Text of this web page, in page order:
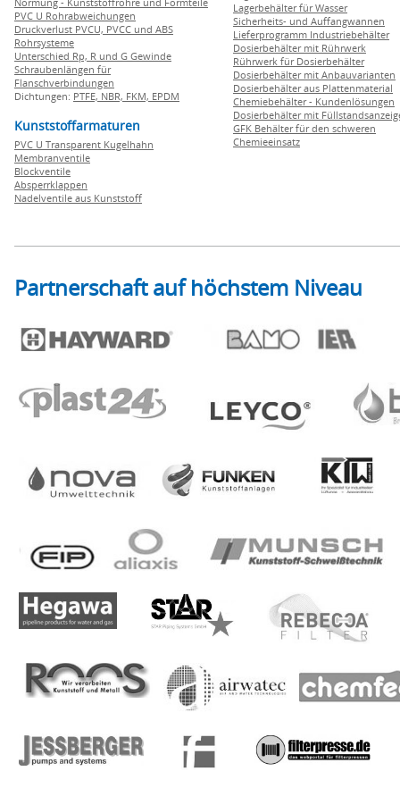
PVC U Rohrabweichungen
Druckverlust PVCU, PVCC und ABS
Rohrsysteme
Unterschied Rp, R und G Gewinde
Schraubenlängen für
Flanschverbindungen
Dichtungen: PTFE, NBR, FKM, EPDM
Kunststoffarmaturen
PVC U Transparent Kugelhahn
Membranventile
Blockventile
Absperrklappen
Nadelventile aus Kunststoff
Lagerbehälter für Wasser
Sicherheits- und Auffangwannen
Lieferprogramm Industriebehälter
Dosierbehälter mit Rührwerk
Rührwerk für Dosierbehälter
Dosierbehälter mit Anbauvarianten
Dosierbehälter aus Plattenmaterial
Chemiebehälter - Kundenlösungen
Dosierbehälter mit
GFK Behälter für den schweren
Chemieeinsatz
Partnerschaft auf höchstem Niveau